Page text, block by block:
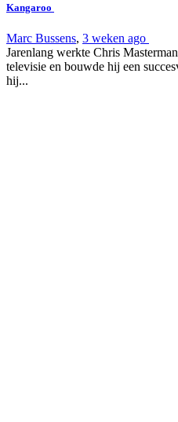
Kangaroo
Marc Bussens, 3 weken ago
Jarenlang werkte Chris
televisie en bouwde hij een
hij...